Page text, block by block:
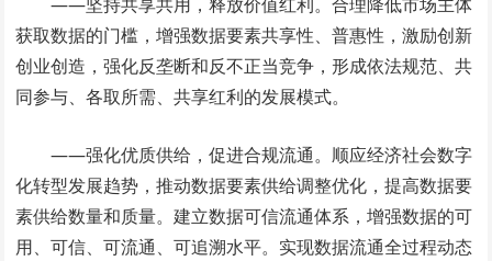
——坚持共享共用，释放价值红利。合理降低市场主体
获取数据的门槛，增强数据要素共享性、普惠性，激励创新
创业创造，强化反垄断和反不正当竞争，形成依法规范、共
同参与、各取所需、共享红利的发展模式。
——强化优质供给，促进合规流通。顺应经济社会数字
化转型发展趋势，推动数据要素供给调整优化，提高数据要
素供给数量和质量。建立数据可信流通体系，增强数据的可
用、可信、可流通、可追溯水平。实现数据流通全过程动态